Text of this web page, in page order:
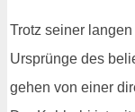
Trotz seiner
Ursprünge des
gehen von einer